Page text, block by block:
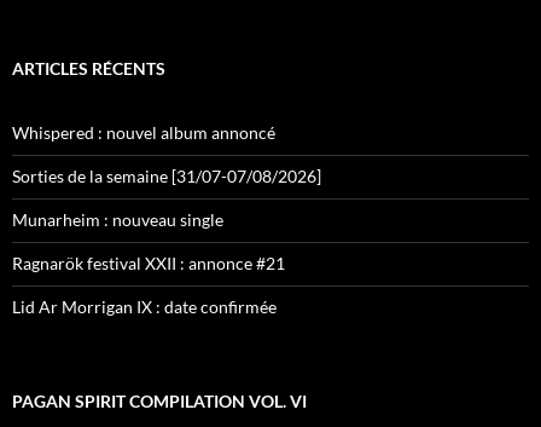
ARTICLES RÉCENTS
Whispered : nouvel album annoncé
Sorties de la semaine [31/07-07/08/2026]
Munarheim : nouveau single
Ragnarök festival XXII : annonce #21
Lid Ar Morrigan IX : date confirmée
PAGAN SPIRIT COMPILATION VOL. VI